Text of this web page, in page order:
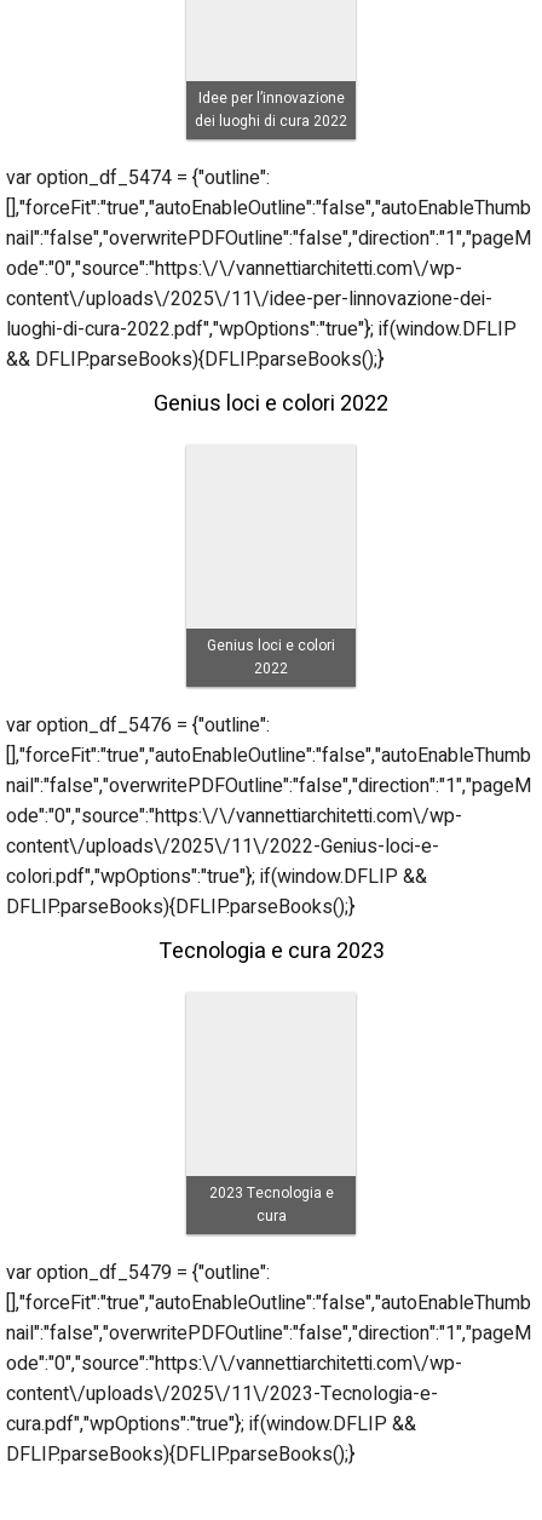
Idee per l’innovazione
dei luoghi di cura 2022
var option_df_5474 = {"outline":
[],"forceFit":"true","autoEnableOutline":"false","autoEnableThumb
nail":"false","overwritePDFOutline":"false","direction":"1","pageM
ode":"0","source":"https:\/\/vannettiarchitetti.com\/wp-
content\/uploads\/2025\/11\/idee-per-linnovazione-dei-
luoghi-di-cura-2022.pdf","wpOptions":"true"}; if(window.DFLIP
&& DFLIP.parseBooks){DFLIP.parseBooks();}
Genius loci e colori 2022
Genius loci e colori
2022
var option_df_5476 = {"outline":
[],"forceFit":"true","autoEnableOutline":"false","autoEnableThumb
nail":"false","overwritePDFOutline":"false","direction":"1","pageM
ode":"0","source":"https:\/\/vannettiarchitetti.com\/wp-
content\/uploads\/2025\/11\/2022-Genius-loci-e-
colori.pdf","wpOptions":"true"}; if(window.DFLIP &&
DFLIP.parseBooks){DFLIP.parseBooks();}
Tecnologia e cura 2023
2023 Tecnologia e
cura
var option_df_5479 = {"outline":
[],"forceFit":"true","autoEnableOutline":"false","autoEnableThumb
nail":"false","overwritePDFOutline":"false","direction":"1","pageM
ode":"0","source":"https:\/\/vannettiarchitetti.com\/wp-
content\/uploads\/2025\/11\/2023-Tecnologia-e-
cura.pdf","wpOptions":"true"}; if(window.DFLIP &&
DFLIP.parseBooks){DFLIP.parseBooks();}